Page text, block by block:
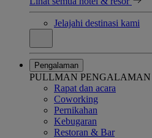
Jelajahi destinasi kami
Pengalaman
PULLMAN PENGALAMAN
Rapat dan acara
Coworking
Pernikahan
Kebugaran
Restoran & Bar